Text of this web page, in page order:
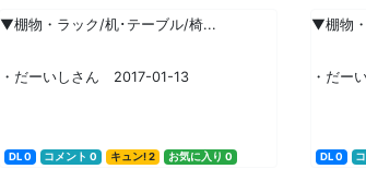
▼棚物・ラック/机･テーブル/椅...
・だーいしさん 2017-01-13
DL 0 コメント 0 キュン! 2 お気に入り 0
▼棚物
・だー
DL 0